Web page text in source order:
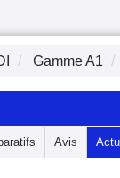
GammeA1
Avis Actu